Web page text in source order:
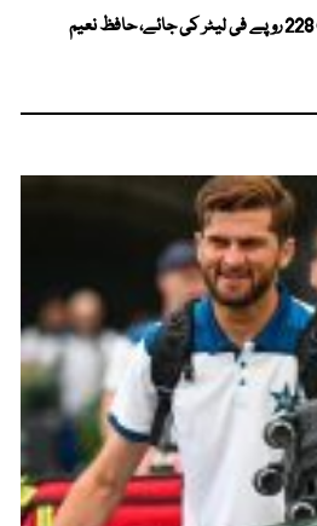
پیٹرول کی قیمت 228 روپے فی لیٹر کی جائے، حافظ نعیم